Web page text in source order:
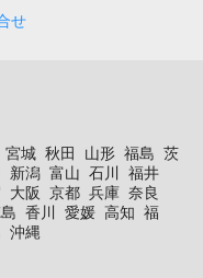
せ
宮城 秋田 山形 福島 茨
新潟 富山 石川
福井
大阪 京都 兵庫 奈良
香川 愛媛 高知 福
沖縄